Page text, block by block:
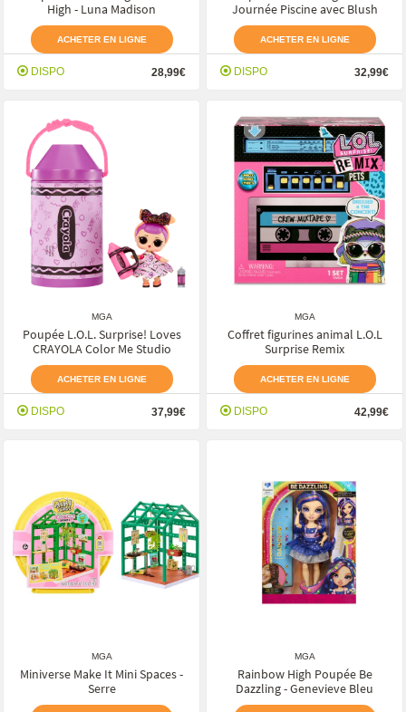
High - Luna Madison
ACHETER EN LIGNE
DISPO 28,99€
Journée Piscine avec Blush
ACHETER EN LIGNE
DISPO 32,99€
MGA
Poupée L.O.L. Surprise! Loves
CRAYOLA Color Me Studio
ACHETER EN LIGNE
DISPO 37,99€
MGA
Coffret figurines animal L.O.L
Surprise Remix
ACHETER EN LIGNE
DISPO 42,99€
MGA
Miniverse Make It Mini Spaces -
Serre
MGA
Rainbow High Poupée Be
Dazzling - Genevieve Bleu